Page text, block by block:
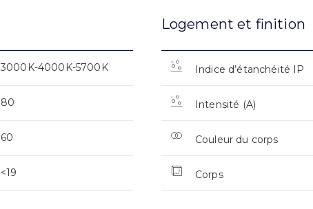
3000K-4000K-5700K
80
60
<19
Logement et finition
Indice d’étanchéité IP
Intensité (A)
Couleur du corps
Corps